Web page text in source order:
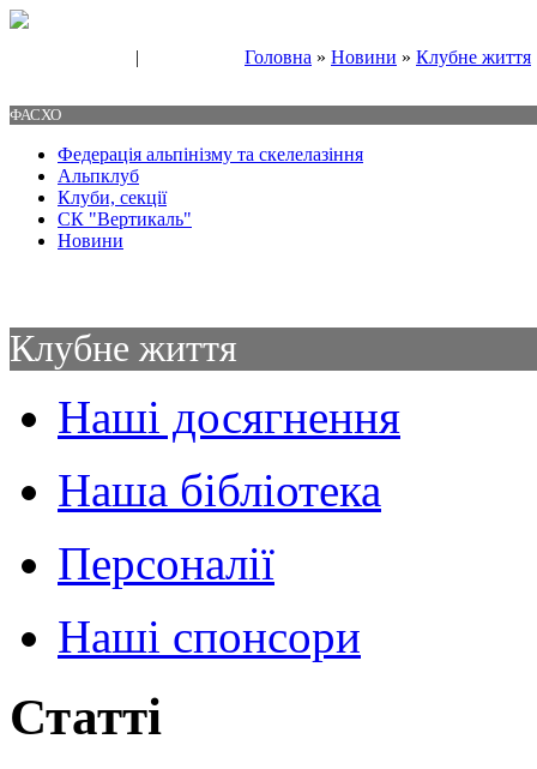
| Головна » Новини » Клубне життя
ФАСХО
Федерація альпінізму та скелелазіння
Альпклуб
Клуби, секції
СК "Вертикаль"
Новини
Клубне життя
Наші досягнення
Наша бібліотека
Персоналії
Наші спонсори
Статті